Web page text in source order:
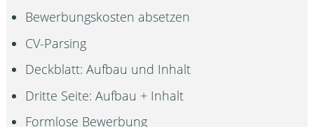
Bewerbungskosten absetzen
CV-Parsing
Deckblatt: Aufbau und Inhalt
Dritte Seite: Aufbau + Inhalt
Formlose Bewerbung